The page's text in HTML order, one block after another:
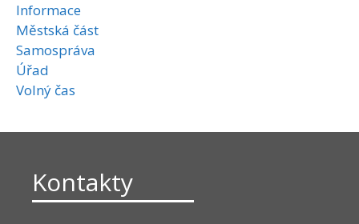
Informace
Městská část
Samospráva
Úřad
Volný čas
Kontakty